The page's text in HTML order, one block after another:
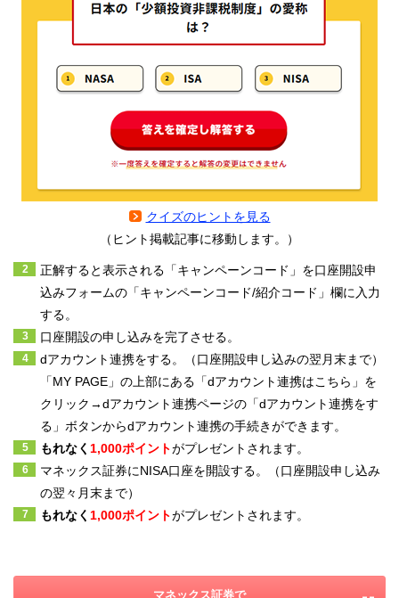
クイズのヒントを見る
（ヒント掲載記事に移動します。）
正解すると表示される「キャンペーンコード」を口座開設申
込みフォームの「キャンペーンコード/紹介コード」欄に入力
する。
口座開設の申し込みを完了させる。
dアカウント連携をする。（口座開設申し込みの翌月末まで）
「MY PAGE」の上部にある「dアカウント連携はこちら」を
クリック→dアカウント連携ページの「dアカウント連携をす
る」ボタンからdアカウント連携の手続きができます。
もれなく 1,000ポイントがプレゼントされます。
マネックス証券にNISA口座を開設する。（口座開設申し込み
の翌々月末まで）
もれなく 1,000ポイントがプレゼントされます。
マネックス証券で